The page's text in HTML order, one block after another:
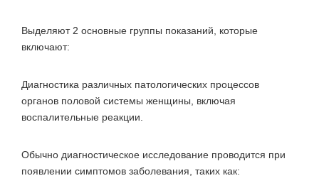
Выделяют 2 основные группы показаний, которые
включают:
Диагностика различных патологических процессов
органов половой системы женщины, включая
воспалительные реакции.
Обычно диагностическое исследование проводится при
появлении симптомов заболевания, таких как: